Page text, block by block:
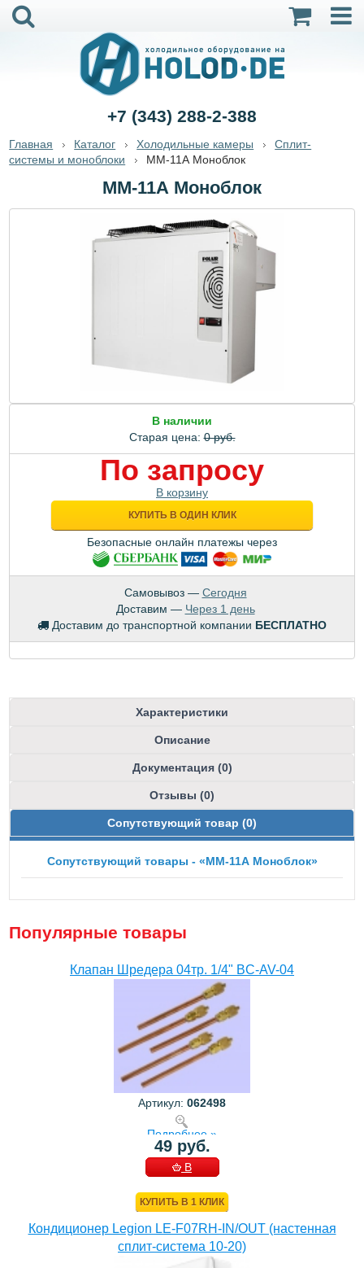
+7 (343) 288-2-388
Главная Каталог Холодильные камеры
Сплит-
системы и моноблоки
ММ-11А Моноблок
ММ-11А Моноблок
В наличии
Старая цена:0 руб.
По запросу
В корзину
КУПИТЬ В ОДИН КЛИК
Безопасные онлайн платежы через
Самовывоз — Сегодня
Доставим — Через 1 день
Доставим до транспортной компании БЕСПЛАТНО
Характеристики
Описание
Документация (0)
Отзывы (0)
Сопутствующий товар (0)
Сопутствующий товары - «ММ-11А Моноблок»
Популярные товары
Клапан Шредера 04тр. 1/4" BC-AV-04
Артикул: 062498
Подробнее »
49 руб.
В
КУПИТЬ В 1 КЛИК
Кондиционер Legion LE-F07RH-IN/OUT (настенная
сплит-система 10-20)